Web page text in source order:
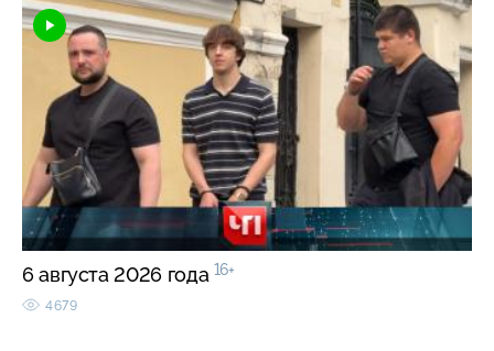
6 августа 2026 года 16+
4679